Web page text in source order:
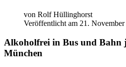
von Rolf Hüllinghorst
Veröffentlicht am 21. November
Alkoholfrei in Bus und Bahn
München